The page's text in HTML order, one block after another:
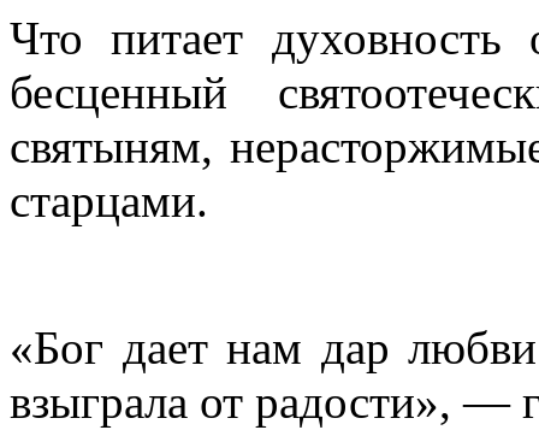
Что питает
бесценный
святыням,
старцами.
«Бог дает нам дар
взыграла от радости», —